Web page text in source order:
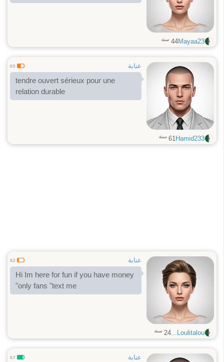
Mayaa23
44 سنة
عنابة 0.5
tendre ouvert sérieux pour une
relation durable
Hamid233
61 سنة
عنابة 0.2
Hi Im here for fun if you have money
"only fans "text me
Loulitalou...
24 سنة
عنابة 0.7